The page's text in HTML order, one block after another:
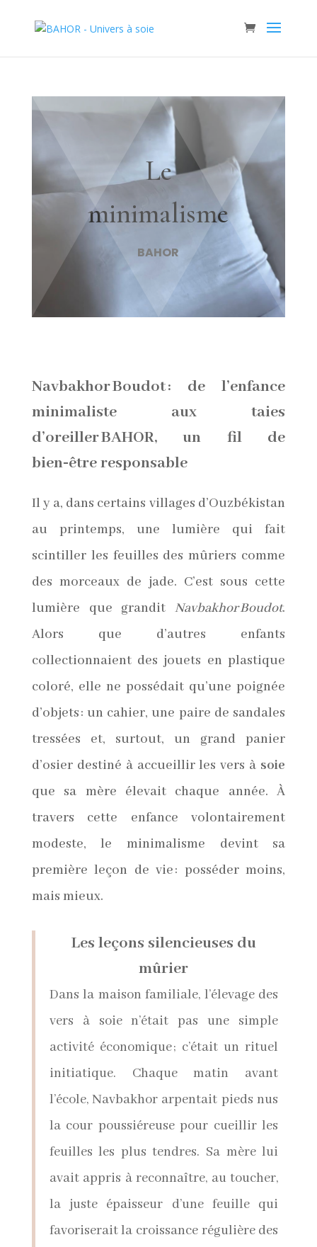
Le
minimalisme
BAHOR
Navbakhor Boudot : de l’enfance
minimaliste aux taies
d’oreiller BAHOR, un fil de
bien‑être responsable
Il y a, dans certains villages d’Ouzbékistan
au printemps, une lumière qui fait
scintiller les feuilles des mûriers comme
des morceaux de jade. C’est sous cette
lumière que granditNavbakhor Boudot.
Alors que d’autres enfants
collectionnaient des jouets en plastique
coloré, elle ne possédait qu’une poignée
d’objets : un cahier, une paire de sandales
tressées et, surtout, un grand panier
d’osier destiné à accueillir les vers à soie
que sa mère élevait chaque année. À
travers cette enfance volontairement
modeste, le minimalisme devint sa
première leçon de vie : posséder moins,
mais mieux.
Les leçons silencieuses du
mûrier
Dans la maison familiale, l’élevage des
vers à soie n’était pas une simple
activité économique ; c’était un rituel
initiatique. Chaque matin avant
l’école, Navbakhor arpentait pieds nus
la cour poussiéreuse pour cueillir les
feuilles les plus tendres. Sa mère lui
avait appris à reconnaître, au toucher,
la juste épaisseur d’une feuille qui
favoriserait la croissance régulière des